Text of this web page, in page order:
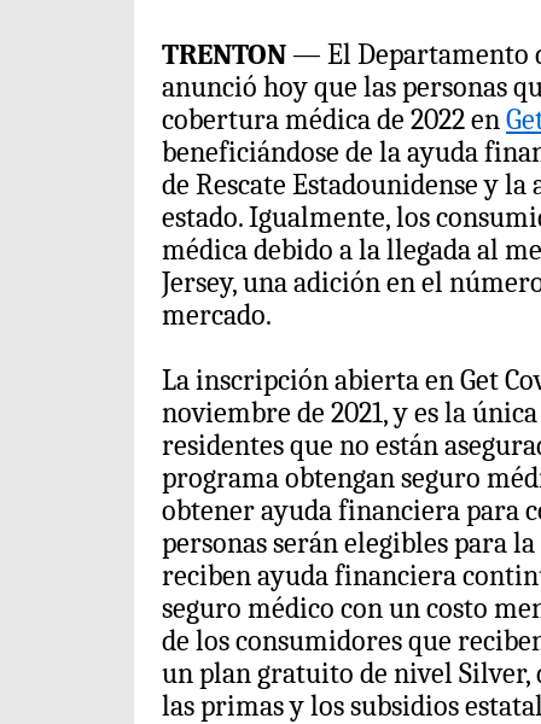
TRENTON — El Departamento
anunció hoy que las personas
cobertura médica de 2022 en
beneficiándose de la ayuda
de Rescate Estadounidense y
estado. Igualmente, los
médica debido a la llegada al
Jersey, una adición en el
mercado.
La inscripción abierta en Get
noviembre de 2021, y es la
residentes que no están
programa obtengan seguro
obtener ayuda financiera para
personas serán elegibles para
reciben ayuda financiera
seguro médico con un costo
de los consumidores que
un plan gratuito de nivel Silver,
las primas y los subsidios